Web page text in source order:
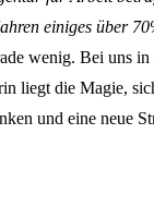
einiges über
wenig. Bei uns
liegt die Magie,
und eine neue